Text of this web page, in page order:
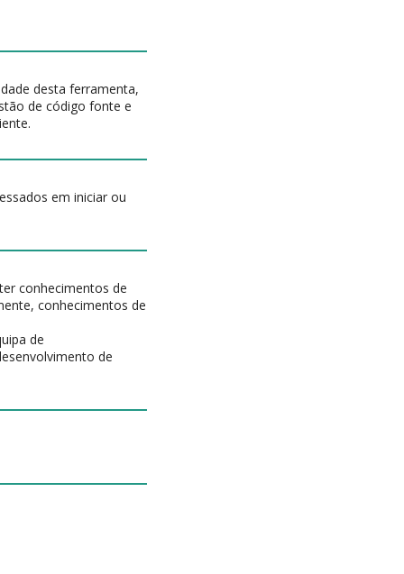
desta ferramenta,
de código fonte e
em iniciar ou
conhecimentos de
conhecimentos de
de
de